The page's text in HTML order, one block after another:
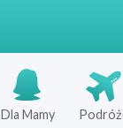
Dla Mamy